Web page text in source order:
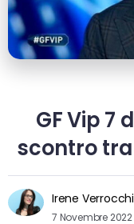
GF Vip 7
scontro
Irene
7 Novembre 2022